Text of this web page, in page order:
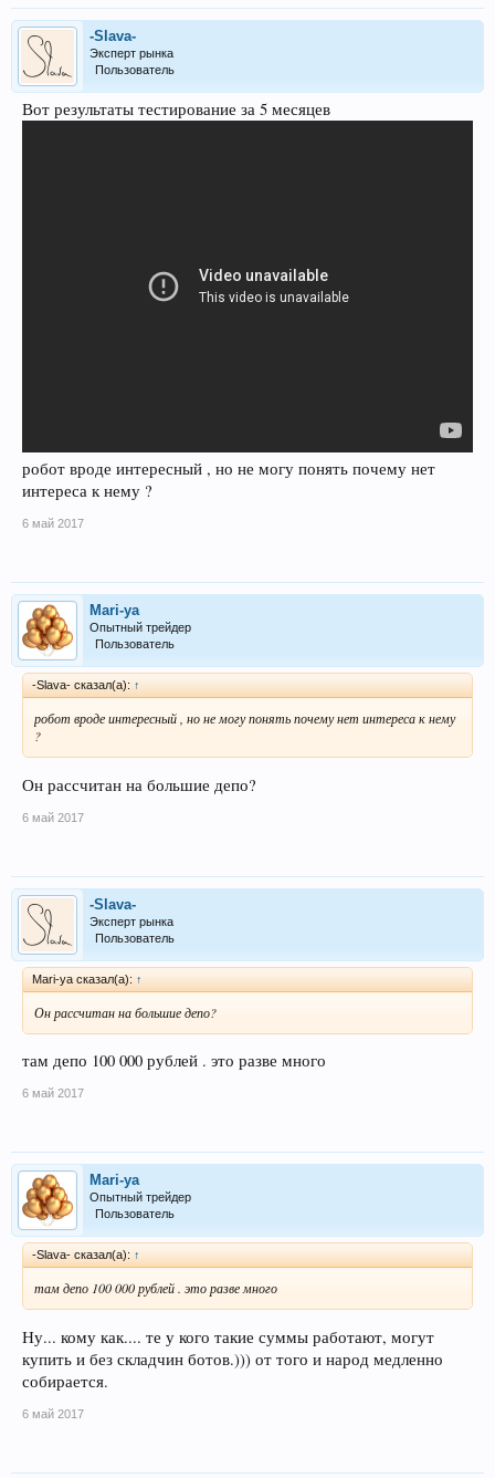
-Slava-
Эксперт рынка
Пользователь
Вот результаты тестирование за 5 месяцев
робот вроде интересный , но не могу понять почему нет
интереса к нему ?
6 май 2017
Mari-ya
Опытный трейдер
Пользователь
-Slava- сказал(а): ↑
робот вроде интересный , но не могу понять почему нет интереса к нему
?
Он рассчитан на большие депо?
6 май 2017
-Slava-
Эксперт рынка
Пользователь
Mari-ya сказал(а): ↑
Он рассчитан на большие депо?
там депо 100 000 рублей . это разве много
6 май 2017
Mari-ya
Опытный трейдер
Пользователь
-Slava- сказал(а): ↑
там депо 100 000 рублей . это разве много
Ну... кому как.... те у кого такие суммы работают, могут
купить и без складчин ботов.))) от того и народ медленно
собирается.
6 май 2017